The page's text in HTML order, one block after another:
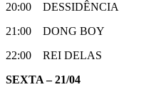
20:00 DESSIDÊNCIA
21:00 DONG BOY
22:00 REI DELAS
SEXTA – 21/04